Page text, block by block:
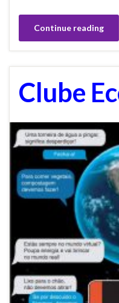
Continue reading
Clube